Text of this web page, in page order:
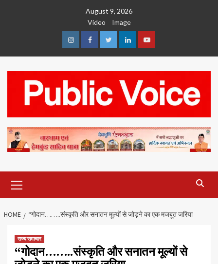
August 9, 2026
Video
Image
InstagramFacebookTwitterLinkedinYoutube
Menu
HOME “गोदान……..संस्कृति और सनातन मूल्यों से जोड़ने का एक मजबूत जरिया
राज्य समाचार
“गोदान……..संस्कृति और सनातन मूल्यों से